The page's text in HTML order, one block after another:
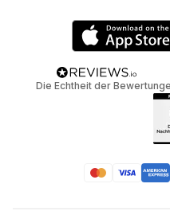
Die Echtheit der